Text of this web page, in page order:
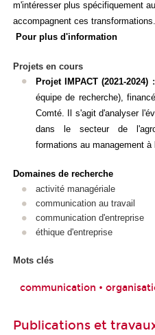
m'intéresser plus spécifiquement
accompagnent ces transformations.
Pour plus d'information
Projets en cours
Projet IMPACT (2021-2024) :
équipe de recherche),
Comté. Il s'agit d'analyser
dans le secteur de
formations au management à
Domaines de recherche
activité managériale
communication au travail
communication d'entreprise
éthique d'entreprise
Mots clés
communication •
Publications et